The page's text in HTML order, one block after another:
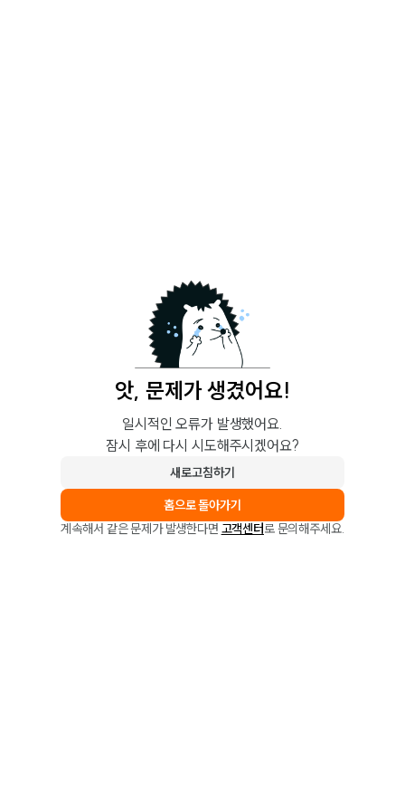
앗, 문제가 생겼어요!
일시적인 오류가 발생했어요.
잠시 후에 다시 시도해주시겠어요?
새로고침하기
홈으로 돌아가기
계속해서 같은 문제가 발생한다면 고객센터로 문의해주세요.